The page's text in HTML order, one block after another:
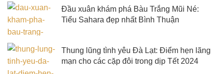
Đầu xuân khám phá Bàu Trắng Mũi Né:
Tiểu Sahara đẹp nhất Bình Thuận
Thung lũng tình yêu Đà Lạt: Điểm hẹn lãng
mạn cho các cặp đôi trong dịp Tết 2024